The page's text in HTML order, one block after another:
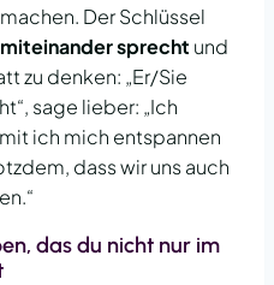
Der Schlüssel
sprecht und
zu denken: „Er/Sie
sage lieber: „Ich
ich mich entspannen
dass wir uns auch
das du nicht nur im